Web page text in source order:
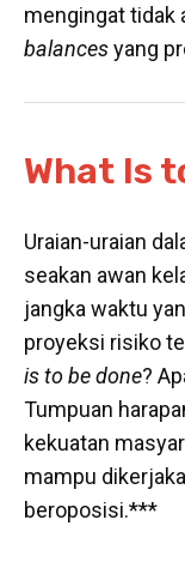
mengingat tidak
balancesyang
What Is
Uraian-uraian
seakan awan
jangka waktu
proyeksi risiko
is to be done?
Tumpuan
kekuatan
mampu
beroposisi.***